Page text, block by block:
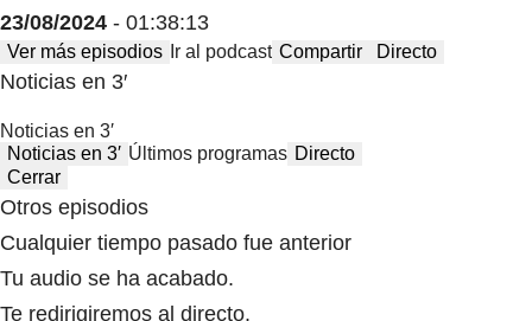
23/08/2024 - 01:38:13
Ver más episodios Ir al podcast Compartir Directo
Noticias en 3′
Noticias en 3′
Noticias en 3′ Últimos programas Directo
Cerrar
Otros episodios
Cualquier tiempo pasado fue anterior
Tu audio se ha acabado.
Te redirigiremos al directo.